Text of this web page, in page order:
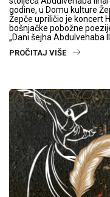
godine, u Domu kulture
Žepče upriličio je koncert
bošnjačke pobožne
„Dani šejha Abdulvehaba
PROČITAJ VIŠE